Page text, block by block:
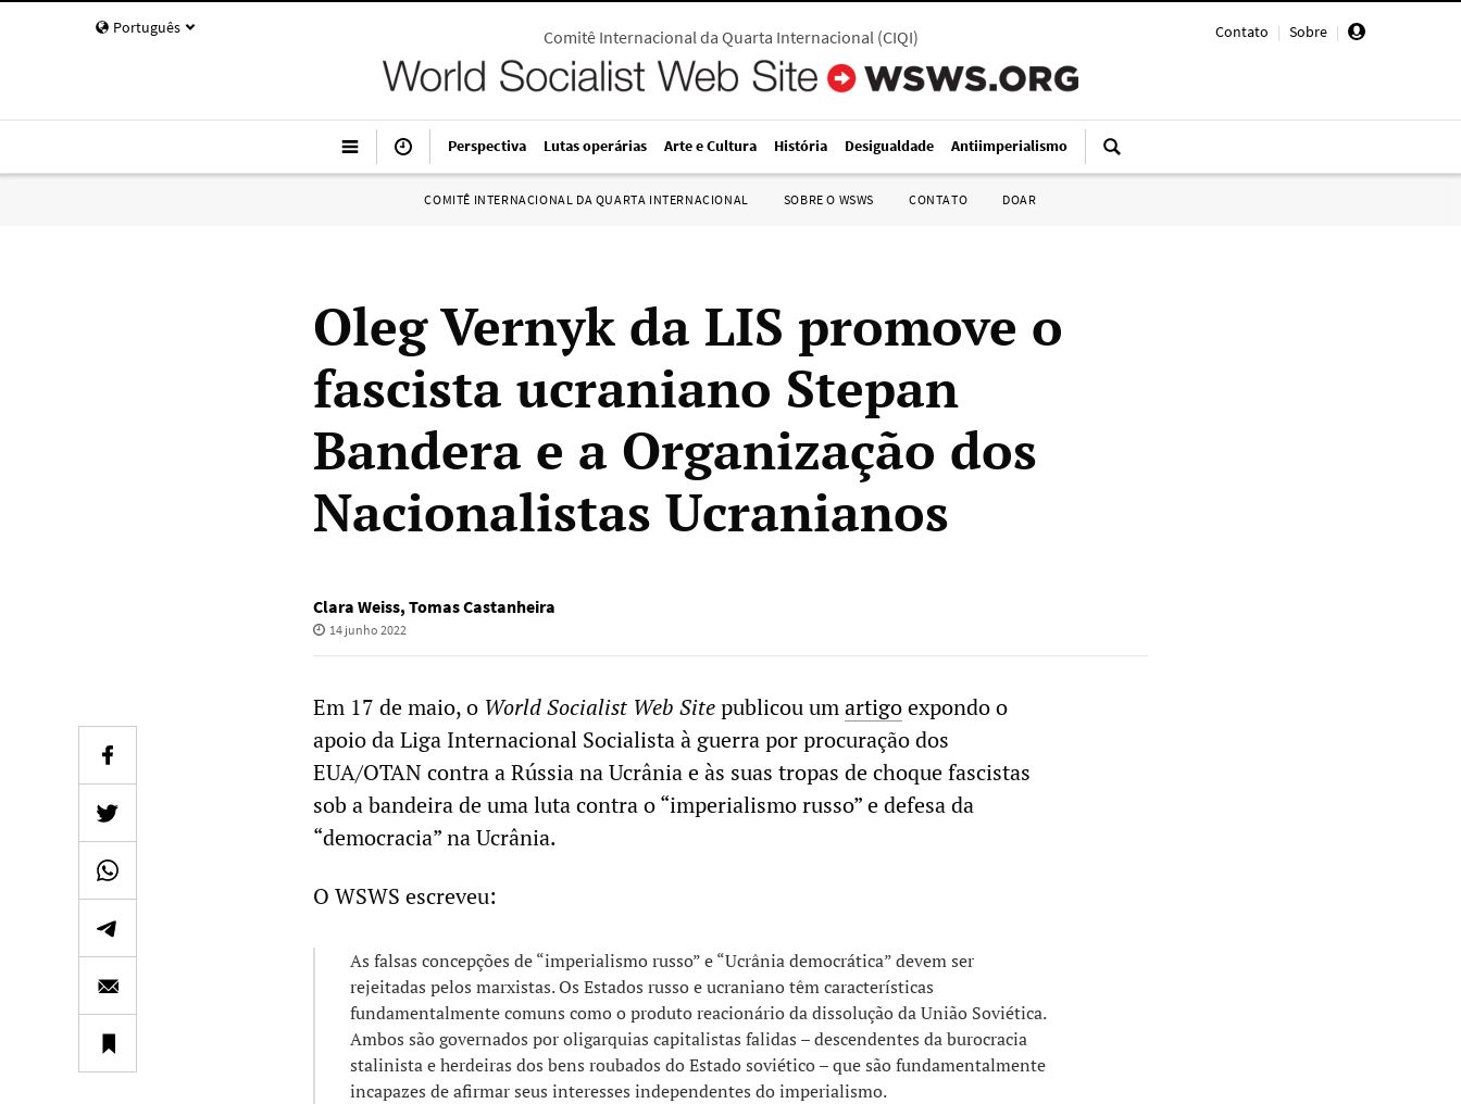
Português Contato | Sobre |
Comitê Internacional da Quarta Internacional(CIQI)
Perspectiva Lutas operárias Arte e Cultura História Desigualdade Antiimperialismo
COMITÊ INTERNACIONAL DA QUARTA INTERNACIONAL SOBRE O WSWS CONTATO DOAR
Oleg Vernyk da LIS promove o
fascista ucraniano Stepan
Bandera e a Organização dos
Nacionalistas Ucranianos
Clara Weiss, Tomas Castanheira
14 junho 2022
Em 17 de maio, o World Socialist Web Sitepublicou umartigoexpondo o
apoio da Liga Internacional Socialista à guerra por procuração dos
EUA/OTAN contra a Rússia na Ucrânia e às suas tropas de choque fascistas
sob a bandeira de uma luta contra o “imperialismo russo” e defesa da
“democracia” na Ucrânia.
O WSWS escreveu:
As falsas concepções de “imperialismo russo” e “Ucrânia democrática” devem ser
rejeitadas pelos marxistas. Os Estados russo e ucraniano têm características
fundamentalmente comuns como o produto reacionário da dissolução da União Soviética.
Ambos são governados por oligarquias capitalistas falidas – descendentes da burocracia
stalinista e herdeiras dos bens roubados do Estado soviético – que são fundamentalmente
incapazes de afirmar seus interesses independentes do imperialismo.